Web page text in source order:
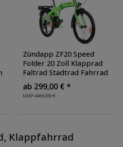
Zündapp ZF20 Speed
Folder 20 Zoll Klapprad
Faltrad Stadtrad Fahrrad
faltbar Klappfahrrad
StVZO, Farbe: grün
UVP 449,00 €
ab 299,00 € *
Klappfahrrad